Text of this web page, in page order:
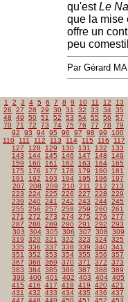
qu'estLe
que la mise
offre un
peu
Par Gérard
1 2 3 4 5 6 7 8 9 10 11 12
13
26
27 28 29 30 31 32 33 34 35
48
49 50 51 52 53 54 55 56
57
70 71 72 73 74 75 76 77 78
79
92
93 94 95 96 97 98 99
100
110
111 112 113 114 115 116
117
127
128 129 130 131 132
133
143
144 145 146 147 148
149
159
160 161 162 163 164
165
175
176 177 178 179 180
181
191
192 193 194 195 196
197
207
208 209 210 211 212
213
223
224 225 226 227 228
229
239
240 241 242 243 244 245
255
256 257 258 259 260 261
271
272 273 274 275 276
277
287
288 289 290 291 292
293
303
304 305 306 307 308
309
319
320 321 322 323 324 325
335
336 337 338 339 340 341
351
352 353 354 355 356
357
367
368 369 370 371 372
373
383
384 385 386 387 388
389
399
400 401 402 403 404 405
415
416 417 418 419 420 421
431
432 433 434 435 436
437
447
448 449 450 451 452
453